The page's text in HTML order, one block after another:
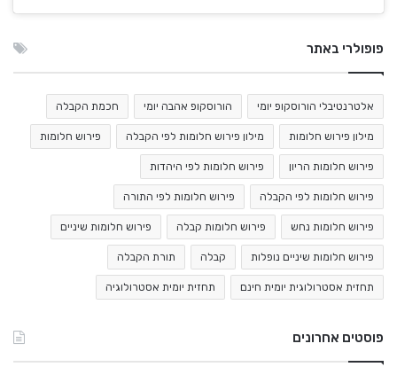
פופולרי באתר
אלטרנטיבלי הורוסקופ יומי הורוסקופ אהבה יומי חכמת הקבלה
מילון פירוש חלומות מילון פירוש חלומות לפי הקבלה פירוש חלומות
פירוש חלומות הריון פירוש חלומות לפי היהדות
פירוש חלומות לפי הקבלה פירוש חלומות לפי התורה
פירוש חלומות נחש פירוש חלומות קבלה פירוש חלומות שיניים
פירוש חלומות שיניים נופלות קבלה תורת הקבלה
תחזית אסטרולוגית יומית חינם תחזית יומית אסטרולוגיה
פוסטים אחרונים